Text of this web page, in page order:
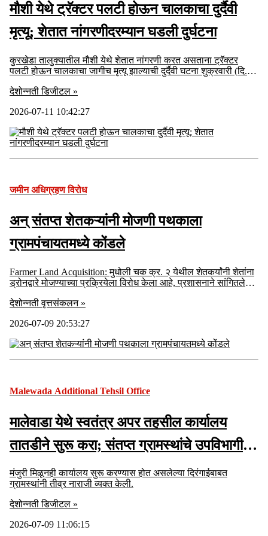
मौशी येथे ट्रॅक्टर पलटी होऊन चालकाचा दुर्दैवी
मृत्यू; शेतात नांगरणीदरम्यान घडली दुर्घटना
कुरखेडा तालुक्यातील मौशी येथे शेतात नांगरणी करत असताना ट्रॅक्टर
पलटी होऊन चालकाचा जागीच मृत्यू झाल्याची दुर्दैवी घटना शुक्रवारी (दि.
देशोन्नती डिजीटल »
2026-07-11 10:42:27
जमीन अधिग्रहण विरोध
अन् संतप्त शेतकऱ्यांनी मोजणी पथकाला
ग्रामपंचायतमध्ये कोंडले
Farmer Land Acquisition: मुधोली चक क्र. २ येथील शेतकर्यांनी शेतांना
ड्रोनद्वारे मोजण्याच्या प्रक्रियेला विरोध केला आहे, प्रशासनाने सांगितलेल्या
देशोन्नती वृत्तसंकलन »
2026-07-09 20:53:27
Malewada Additional Tehsil Office
मालेवाडा येथे स्वतंत्र अपर तहसील कार्यालय
तातडीने सुरू करा; संतप्त ग्रामस्थांचे उपविभागीय
अधिकाऱ्यांना निवेदन
मंजुरी मिळूनही कार्यालय सुरू करण्यास होत असलेल्या दिरंगाईबाबत
ग्रामस्थांनी तीव्र नाराजी व्यक्त केली.
देशोन्नती डिजीटल »
2026-07-09 11:06:15